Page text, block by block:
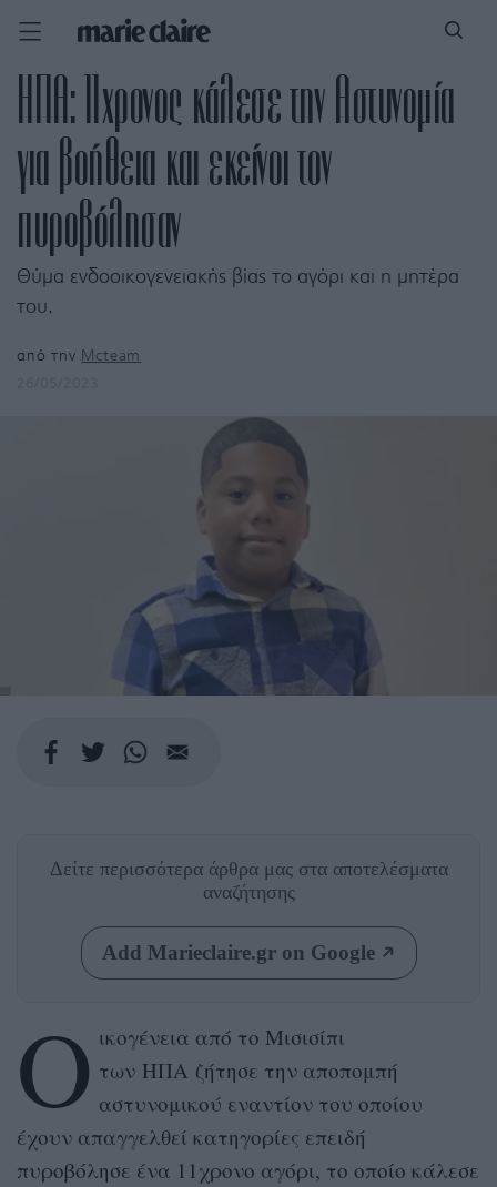
ΗΠΑ: 11χρονος κάλεσε την Αστυνομία
για βοήθεια και εκείνοι τον
πυροβόλησαν
Θύμα ενδοοικογενειακής βίας το αγόρι και η μητέρα
του.
από την Mcteam
Δείτε περισσότερα άρθρα μας στα αποτελέσματα
αναζήτησης
Add Marieclaire.gr on Google
Ο ικογένεια από το Μισισίπι
των ΗΠΑ ζήτησε την αποπομπή
αστυνομικού εναντίον του οποίου
έχουν απαγγελθεί κατηγορίες επειδή
πυροβόλησε ένα 11χρονο αγόρι, το οποίο κάλεσε